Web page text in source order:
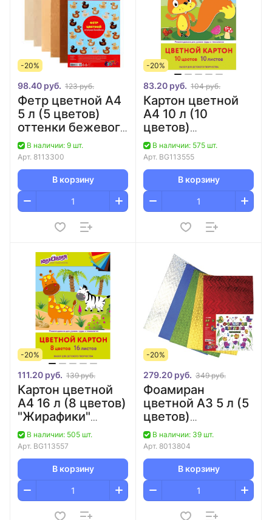
-20%
98.40 руб. 123 руб.
Фетр цветной А4
5 л (5 цветов)
оттенки бежевого
2 мм deVENTE
В наличии: 9 шт.
Арт. 8113300
В корзину
-20%
83.20 руб. 104 руб.
Картон цветной
А4 10 л (10
цветов)
"Бельчонок"
немелованный/55
В наличии: 575 шт.
Арт. BG113555
В корзину
-20%
111.20 руб. 139 руб.
Картон цветной
А4 16 л (8 цветов)
"Жирафики"
немелованный/30
В наличии: 505 шт.
Арт. BG113557
В корзину
-20%
279.20 руб. 349 руб.
Фоамиран
цветной А3 5 л (5
цветов)
гологрофический
2 мм deVENTE
В наличии: 39 шт.
Арт. 8013804
В корзину